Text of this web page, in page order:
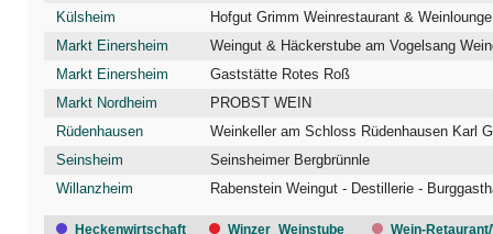
Heckenwirtschaft Winzer_Weinstube
Wein-
Külsheim
Hofgut Grimm Weinrestaurant & Weinlounge
Markt Einersheim
Weingut & Häckerstube am Vogelsang
Markt Einersheim
Gaststätte Rotes Roß
Markt Nordheim
PROBST WEIN
Rüdenhausen
Weinkeller am Schloss Rüdenhausen Karl
Seinsheim
Seinsheimer Bergbrünnle
Willanzheim
Rabenstein Weingut - Destillerie -